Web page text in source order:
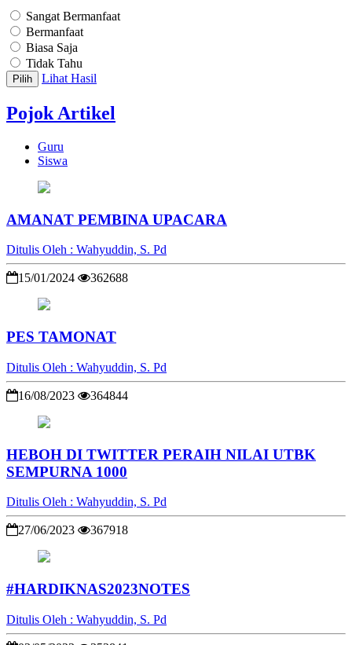
Sangat Bermanfaat
Bermanfaat
Biasa Saja
Tidak Tahu
Pilih Lihat Hasil
Pojok Artikel
Guru
Siswa
AMANAT PEMBINA UPACARA
Ditulis Oleh : Wahyuddin, S. Pd
15/01/2024 362688
PES TAMONAT
Ditulis Oleh : Wahyuddin, S. Pd
16/08/2023 364844
HEBOH DI TWITTER PERAIH NILAI UTBK
SEMPURNA 1000
Ditulis Oleh : Wahyuddin, S. Pd
27/06/2023 367918
#HARDIKNAS2023NOTES
Ditulis Oleh : Wahyuddin, S. Pd